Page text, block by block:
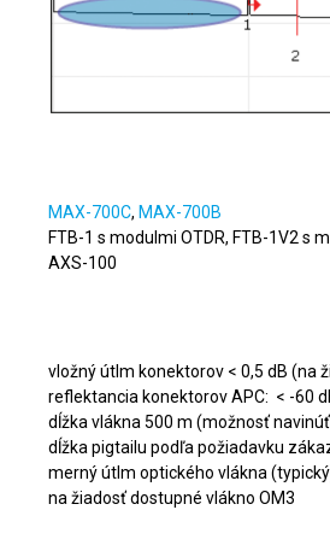
MAX-700C, MAX-700B
FTB-1 s modulmi OTDR, FTB-1V2 s
AXS-100
vložný útlm konektorov < 0,5 dB (na
reflektancia konektorov APC: < -60
dĺžka vlákna 500 m (možnosť
dĺžka pigtailu podľa požiadavku
merný útlm optického vlákna
na žiadosť dostupné vlákno OM3